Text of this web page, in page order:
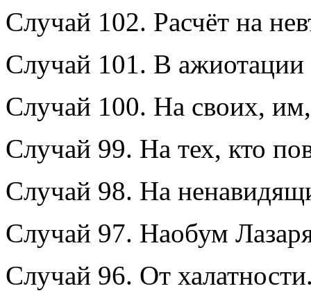
Случай 102. Расчёт на
Случай 101. В ажиотации
Случай 100. На своих,
Случай 99. На тех, кто
Случай 98. На
Случай 97. Наобум
Случай 96. От